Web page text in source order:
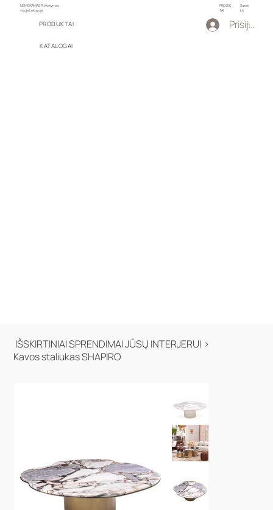
NEMOKAMAS Pristatymas
visoje Lietuvoje
PROJEK
TAI
Susiei
kti
PRODUKTAI
KATALOGAI
Prisijungti
IŠSKIRTINIAI SPRENDIMAI JŪSŲ INTERJERUI >
Kavos staliukas SHAPIRO